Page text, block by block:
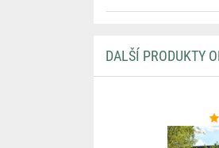
DALŠÍ PRODUKTY